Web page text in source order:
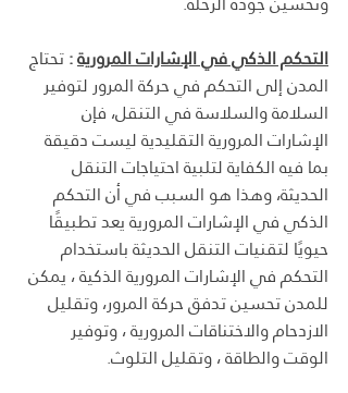
التحكم الذكي في الإشارات المرورية : تحتاج
المدن إلى التحكم في حركة المرور لتوفير
السلامة والسلاسة في التنقل، فإن
الإشارات المرورية التقليدية ليست دقيقة
بما فيه الكفاية لتلبية احتياجات التنقل
الحديثة، وهذا هو السبب في أن التحكم
الذكي في الإشارات المرورية يعد تطبيقًا
حيويًا لتقنيات التنقل الحديثة باستخدام
التحكم في الإشارات المرورية الذكية ، يمكن
للمدن تحسين تدفق حركة المرور، وتقليل
الازدحام والاختناقات المرورية ، وتوفير
الوقت والطاقة ، وتقليل التلوث.